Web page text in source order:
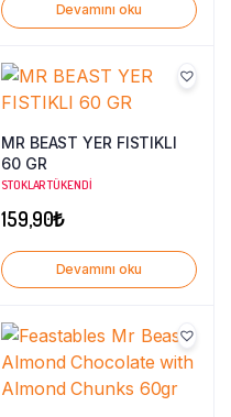
Devamını oku
MR BEAST YER FISTIKLI
60 GR
STOKLAR TÜKENDI
159,90₺
Devamını oku